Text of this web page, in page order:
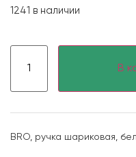
1241 в наличии
В
BRO, ручка шариковая,